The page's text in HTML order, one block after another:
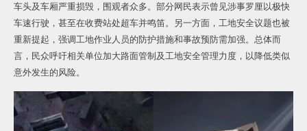
车头及车厢严重损毁，围观者众多。部分网民表示曾见涉事罗厘以极快
车速行驶，甚至在收费站处超车并鸣笛。另一方面，工地安全议题也被
重新提起，强调工地作业人员的防护措施和事故预防需加强。总体而
言，民众呼吁相关单位加大路面管制及工地安全管理力度，以降低类似
意外发生的风险。